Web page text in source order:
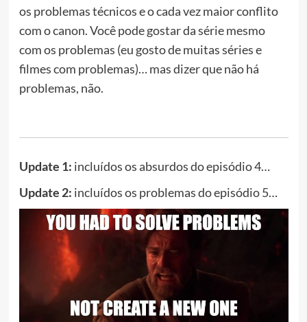
os problemas técnicos e o cada vez maior conflito
com o canon. Você pode gostar da série mesmo
com os problemas (eu gosto de muitas séries e
filmes com problemas)… mas dizer que não há
problemas, não.
Update 1: incluídos os absurdos do episódio 4…
Update 2: incluídos os problemas do episódio 5…